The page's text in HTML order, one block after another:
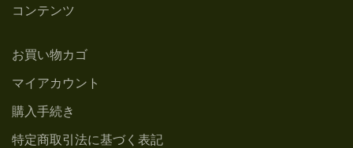
コンテンツ
お買い物カゴ
マイアカウント
購入手続き